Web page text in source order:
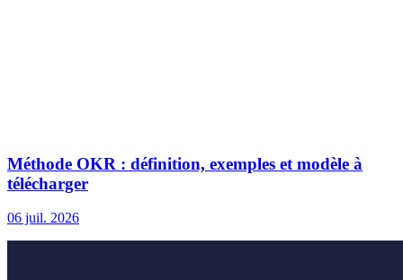
Méthode OKR : définition, exemples et modèle à
télécharger
06 juil. 2026